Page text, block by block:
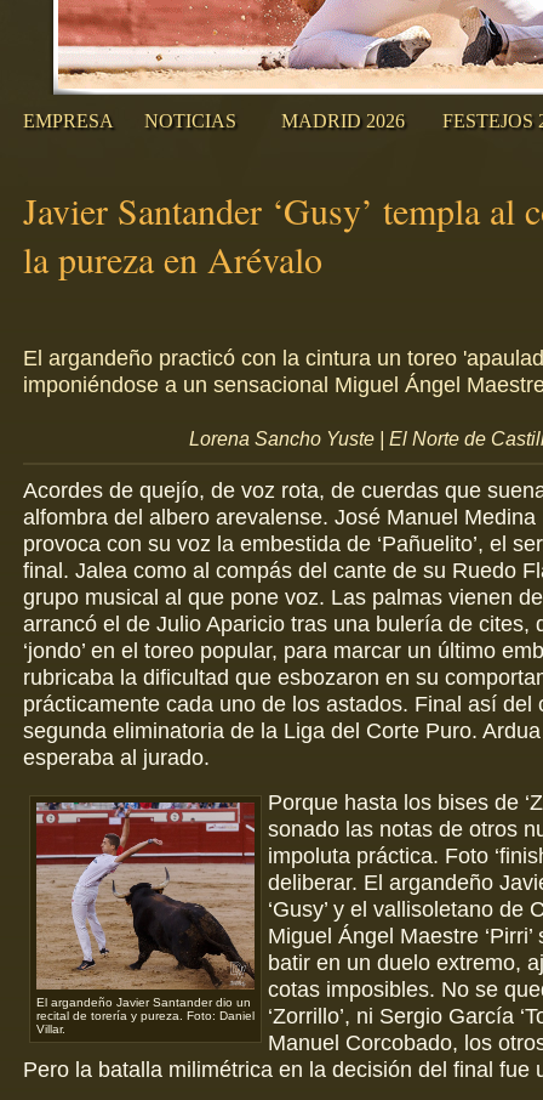
EMPRESA NOTICIAS MADRID 2026 FESTEJOS
Javier Santander ‘Gusy’ templa al
la pureza en Arévalo
El argandeño practicó con la cintura un toreo
imponiéndose a un sensacional Miguel Ángel
Lorena Sancho Yuste | El Norte de
Acordes de quejío, de voz rota, de cuerdas que
alfombra del albero arevalense. José Manuel Medina
provoca con su voz la embestida de ‘Pañuelito’, el
final. Jalea como al compás del cante de su Ruedo
grupo musical al que pone voz. Las palmas vienen
arrancó el de Julio Aparicio tras una bulería de cites,
‘jondo’ en el toreo popular, para marcar un último
rubricaba la dificultad que esbozaron en su
prácticamente cada uno de los astados. Final así del
segunda eliminatoria de la Liga del Corte Puro.
esperaba al jurado.
El argandeño Javier Santander dio un
recital de torería y pureza. Foto: Daniel
Villar.
Porque hasta los bises de
sonado las notas de otros
impoluta práctica. Foto
deliberar. El argandeño
‘Gusy’ y el vallisoletano de
Miguel Ángel Maestre
batir en un duelo extremo,
cotas imposibles. No se
‘Zorrillo’, ni Sergio García
Manuel Corcobado, los
Pero la batalla milimétrica en la decisión del final fue